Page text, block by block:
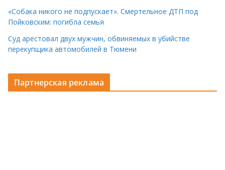
«Собака никого не подпускает». Смертельное ДТП под
Пойковским: погибла семья
Суд арестовал двух мужчин, обвиняемых в убийстве
перекупщика автомобилей в Тюмени
Партнерская реклама